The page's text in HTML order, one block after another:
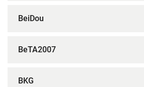
BeiDou
BeTA2007
BKG